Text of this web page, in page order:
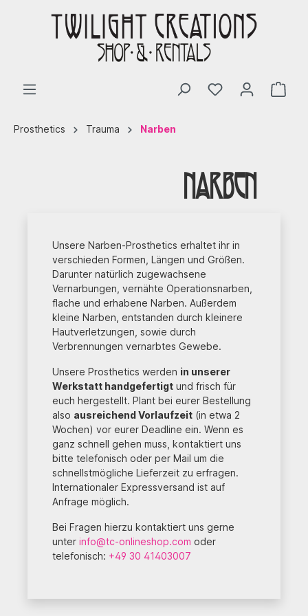
Prosthetics Trauma Narben
Narben
Unsere Narben-Prosthetics erhaltet ihr in
verschieden Formen, Längen und Größen.
Darunter natürlich zugewachsene
Vernarbungen, vernähte Operationsnarben,
flache und erhabene Narben. Außerdem
kleine Narben, entstanden durch kleinere
Hautverletzungen, sowie durch
Verbrennungen vernarbtes Gewebe.
Unsere Prosthetics werden in unserer
Werkstatt handgefertigt und frisch für
euch hergestellt. Plant bei eurer Bestellung
also ausreichend Vorlaufzeit (in etwa 2
Wochen) vor eurer Deadline ein. Wenn es
ganz schnell gehen muss, kontaktiert uns
bitte telefonisch oder per Mail um die
schnellstmögliche Lieferzeit zu erfragen.
Internationaler Expressversand ist auf
Anfrage möglich.
Bei Fragen hierzu kontaktiert uns gerne
unter info@tc-onlineshop.com oder
telefonisch: +49 30 41403007